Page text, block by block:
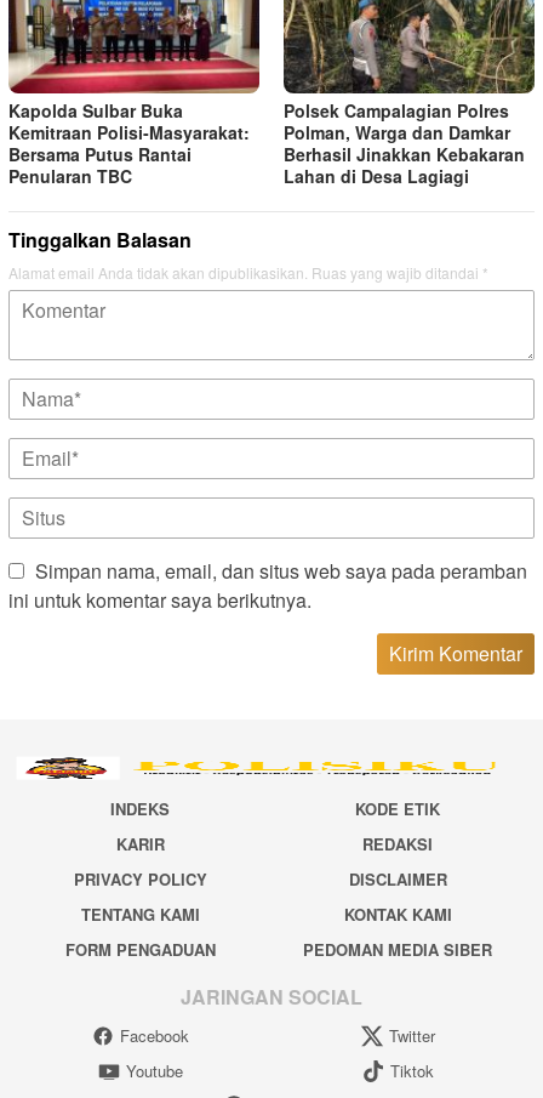
Kapolda Sulbar Buka
Kemitraan Polisi‑Masyarakat:
Bersama Putus Rantai
Penularan TBC
Polsek Campalagian Polres
Polman, Warga dan Damkar
Berhasil Jinakkan Kebakaran
Lahan di Desa Lagiagi
Tinggalkan Balasan
Alamat email Anda tidak akan dipublikasikan. Ruas yang wajib ditandai *
Simpan nama, email, dan situs web saya pada peramban
ini untuk komentar saya berikutnya.
INDEKS
KODE ETIK
KARIR
REDAKSI
PRIVACY POLICY
DISCLAIMER
TENTANG KAMI
KONTAK KAMI
FORM PENGADUAN
PEDOMAN MEDIA SIBER
JARINGAN SOCIAL
Facebook
Twitter
Youtube
Tiktok